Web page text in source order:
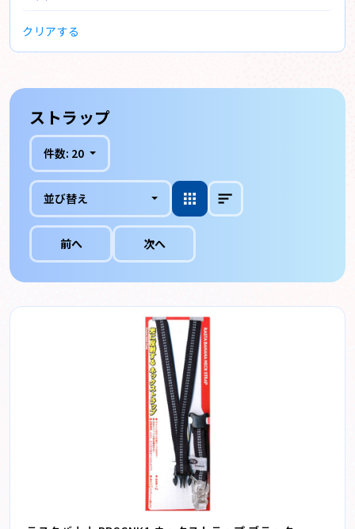
クリアする
ストラップ
件数: 20
並び替え
前へ 次へ